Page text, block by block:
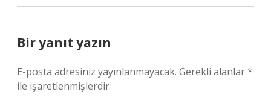
Bir yanıt yazın
E-posta adresiniz yayınlanmayacak. Gerekli alanlar*
ile işaretlenmişlerdir